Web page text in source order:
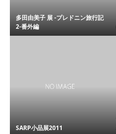
多田由美子 展 -プレドニン旅行記
2-番外編
SARP小品展2011